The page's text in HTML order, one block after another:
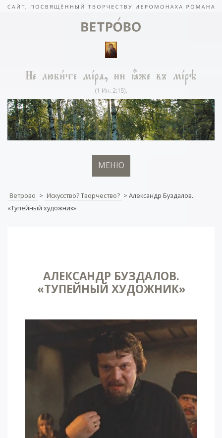
МЕНЮ
Ветрово > Искусство? Творчество? > Александр Буздалов.
«Тупейный художник»
АЛЕКСАНДР БУЗДАЛОВ.
«ТУПЕЙНЫЙ ХУДОЖНИК»